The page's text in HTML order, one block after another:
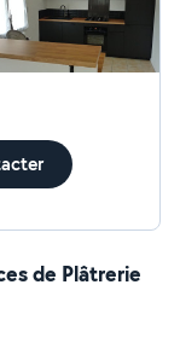
de Plâtrerie